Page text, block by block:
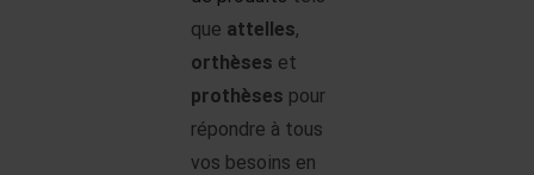
que attelles,
orthèses et
prothèses pour
répondre à tous
vos besoins en